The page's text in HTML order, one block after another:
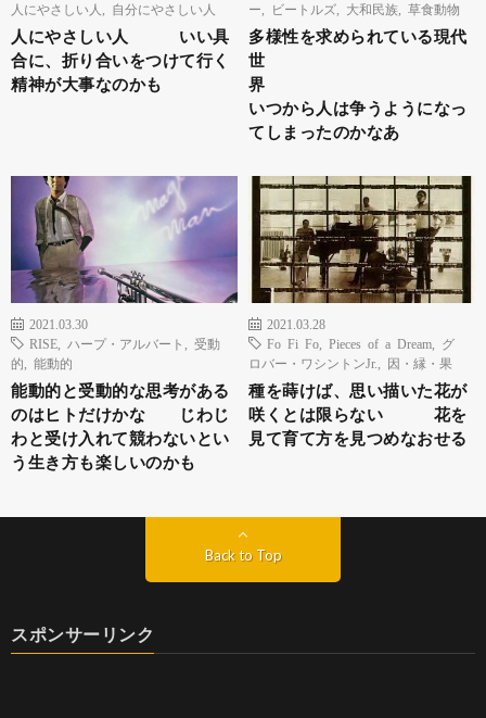
人にやさしい人
自分にやさしい人
人にやさしい人 いい具
合に、折り合いをつけて行く
精神が大事なのかも
ー
ビートルズ 大和民族 草食動物
多様性を求められている現代
世
界
いつから人は争うようになっ
てしまったのかなあ
2021.03.30
RISE
ハープ・アルバート
受動
的
能動的
能動的と受動的な思考がある
のはヒトだけかな じわじ
わと受け入れて競わないとい
う生き方も楽しいのかも
2021.03.28
Fo Fi Fo
Pieces of a Dream
グ
ロバー・ワシントンJr.
因・縁・果
種を蒔けば、思い描いた花が
咲くとは限らない 花を
見て育て方を見つめなおせる
Back to Top
スポンサーリンク